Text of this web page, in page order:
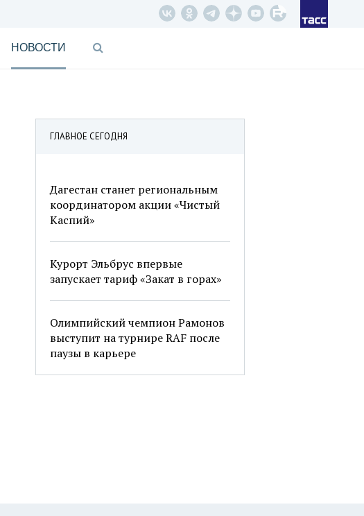
НОВОСТИ
ГЛАВНОЕ СЕГОДНЯ
Дагестан станет региональным
координатором акции «Чистый
Каспий»
Курорт Эльбрус впервые
запускает тариф «Закат в горах»
Олимпийский чемпион Рамонов
выступит на турнире RAF после
паузы в карьере